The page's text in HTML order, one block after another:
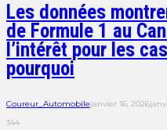
Les données
de Formule 1 au
l’intérêt pour les
pourquoi
Coureur_Automobilejanvier 16, 2026
344